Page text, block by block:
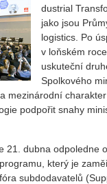
dustrial
jako jsou
lo­gis­tics. Po
v loňském
usku­teč­ní
Spol­ko­vé­ho
me­zi­ná­rod­ní
pod­po­řit snahy
21. dubna od­po­led­ne
který je
sub­do­da­va­te­lů